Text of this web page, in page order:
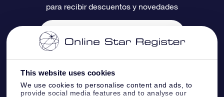
This website uses cookies
We use cookies to personalise content and ads, to
provide social media features and to analyse our
Reseñas
Tarjeta de Regalo OSR
Regalos empresariales
Página de Estrella Personalizada
Un Millón de Estrellas
Aplicación de RV Llévame a las estrellas
Información de Pago
Información de Envío
Constelaciones
para recibir descuentos y novedades